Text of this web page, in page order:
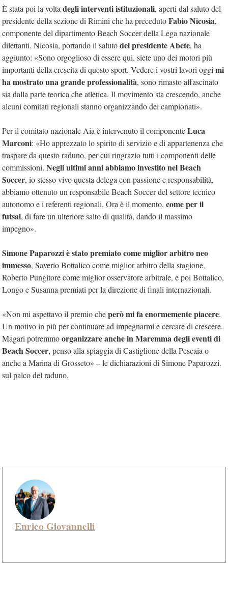
È stata poi la voltadegli interventi istituzionali, aperti dal saluto del
presidente della sezione di Rimini che ha precedutoFabio Nicosia,
componente del dipartimento Beach Soccer della Lega nazionale
dilettanti. Nicosia, portando il salutodel presidente Abete, ha
aggiunto: «Sono orgoglioso di essere qui, siete uno dei motori più
importanti della crescita di questo sport. Vedere i vostri lavori oggimi
ha mostrato una grande professionalità, sono rimasto affascinato
sia dalla parte teorica che atletica. Il movimento sta crescendo, anche
alcuni comitati regionali stanno organizzando dei campionati».
Per il comitato nazionale Aia è intervenuto il componenteLuca
Marconi: «Ho apprezzato lo spirito di servizio e di appartenenza che
traspare da questo raduno, per cui ringrazio tutti i componenti delle
commissioni. Negli ultimi anni abbiamo investito nel Beach
Soccer, io stesso vivo questa delega con passione e responsabilità,
abbiamo ottenuto un responsabile Beach Soccer del settore tecnico
autonomo e i referenti regionali. Ora è il momento, come per il
futsal, di fare un ulteriore salto di qualità, dando il massimo
impegno».
Simone Paparozzi è stato premiato come miglior arbitro neo
immesso, Saverio Bottalico come miglior arbitro della stagione,
Roberto Pungitore come miglior osservatore arbitrale, e poi Bottalico,
Longo e Susanna premiati per la direzione di finali internazionali.
«Non mi aspettavo il premio cheperò mi fa enormemente piacere.
Un motivo in più per continuare ad impegnarmi e cercare di crescere.
Magari potremmoorganizzare anche in Maremma degli eventi di
Beach Soccer, penso alla spiaggia di Castiglione della Pescaia o
anche a Marina di Grosseto» – le dichiarazioni di Simone Paparozzi.
sul palco del raduno.
Enrico Giovannelli